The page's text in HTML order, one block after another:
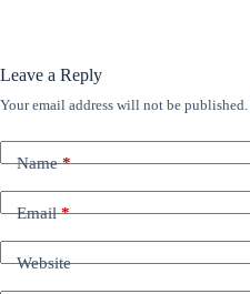
Leave a Reply
Your email address will not be published.
Name*
Email*
Website